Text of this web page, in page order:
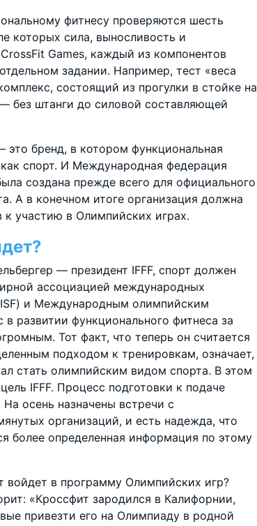
фитнесу проверяются шесть
которых сила, выносливость и
Games, каждый из компонентов
задании. Например, тест «веса
состоящий из прогулки в стойке на
без штанги до силовой составляющей
это бренд, в котором функциональная
спорт. И Международная федерация
создана прежде всего для официального
А в конечном итоге организация должна
к участию в Олимпийских играх.
— президент IFFF, спорт должен
ассоциацией международных
и Международным олимпийским
развитии функционального фитнеса за
Тот факт, что теперь он считается
подходом к тренировкам, означает,
стать олимпийским видом спорта. В этом
IFFF. Процесс подготовки к подаче
осень назначены встречи с
организаций, и есть надежда, что
более определенная информация по этому
войдет в программу Олимпийских игр?
«Кроссфит зародился в Калифорнии,
привезти его на Олимпиаду в родной